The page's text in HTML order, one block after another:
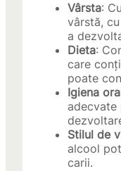
Vârsta:
vârstă,
a
Dieta:
care
poate
Igiena
adecvate
Stilul de
alcool
carii.